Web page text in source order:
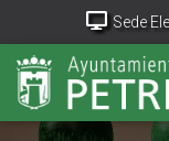
Sede
Portal